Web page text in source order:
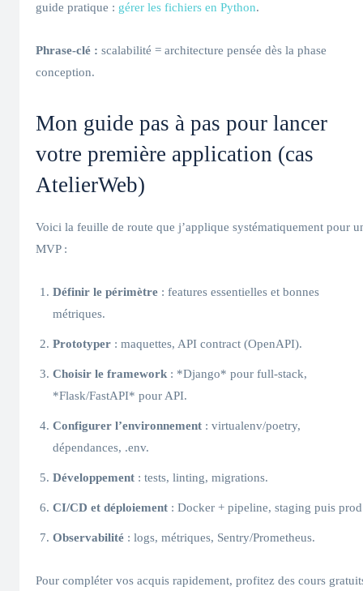
guide pratique : gérer les fichiers en Python.
Phrase-clé : scalabilité = architecture pensée dès la phase
conception.
Mon guide pas à pas pour lancer
votre première application (cas
AtelierWeb)
Voici la feuille de route que j’applique systématiquement pour
MVP :
Définir le périmètre : features essentielles et bonnes
métriques.
Prototyper : maquettes, API contract (OpenAPI).
Choisir le framework: *Django* pour full‑stack,
*Flask/FastAPI* pour API.
Configurer l’environnement : virtualenv/poetry,
dépendances, .env.
Développement : tests, linting, migrations.
CI/CD et déploiement : Docker + pipeline, staging puis
Observabilité : logs, métriques, Sentry/Prometheus.
Pour compléter vos acquis rapidement, profitez des cours